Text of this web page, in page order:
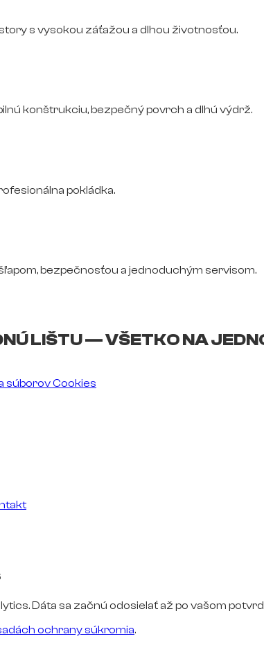
s vysokou záťažou a dlhou životnosťou.
konštrukciu, bezpečný povrch a dlhú výdrž.
pokládka.
bezpečnosťou a jednoduchým servisom.
LIŠTU — VŠETKO NA
súborov Cookies
Dáta sa začnú odosielať až po vašom
ochrany súkromia.